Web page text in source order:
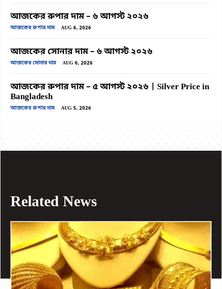
আজকের রুপার দাম – ৬ আগস্ট ২০২৬
আজকের রুপার দাম AUG 6, 2026
আজকের সোনার দাম – ৬ আগস্ট ২০২৬
আজকের সোনার দাম AUG 6, 2026
আজকের রুপার দাম – ৫ আগস্ট ২০২৬ | Silver Price in
Bangladesh
আজকের রুপার দাম AUG 5, 2026
Related News